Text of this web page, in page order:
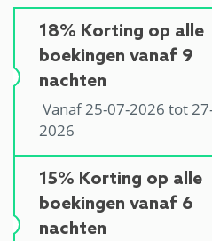
18% Korting op alle
boekingen vanaf 9
nachten
Vanaf 25-07-2026 tot
2026
15% Korting op alle
boekingen vanaf 6
nachten